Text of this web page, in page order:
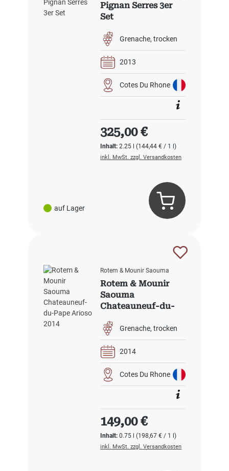
auf Lager
Pignan Serres 3er
Set
Grenache trocken
2013
Cotes Du Rhone
Inhalt:2.25 l(144,44 € / 1 l)
Regulärer Preis:
325,00 €
inkl. MwSt. zzgl. Versandkosten
Rotem & Mounir Saouma
Rotem & Mounir
Saouma
Chateauneuf-du-
Grenache trocken
2014
Cotes Du Rhone
Inhalt:0.75 l(198,67 € / 1 l)
Regulärer Preis:
149,00 €
inkl. MwSt. zzgl. Versandkosten